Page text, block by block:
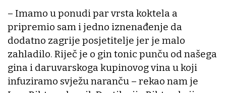
– Imamo u ponudi par vrsta koktela a
pripremio sam i jedno iznenađenje da
dodatno zagrije posjetitelje jer je malo
zahladilo. Riječ je o gin tonic punču od našega
gina i daruvarskoga kupinovog vina u koji
infuziramo svježu naranču – rekao nam je